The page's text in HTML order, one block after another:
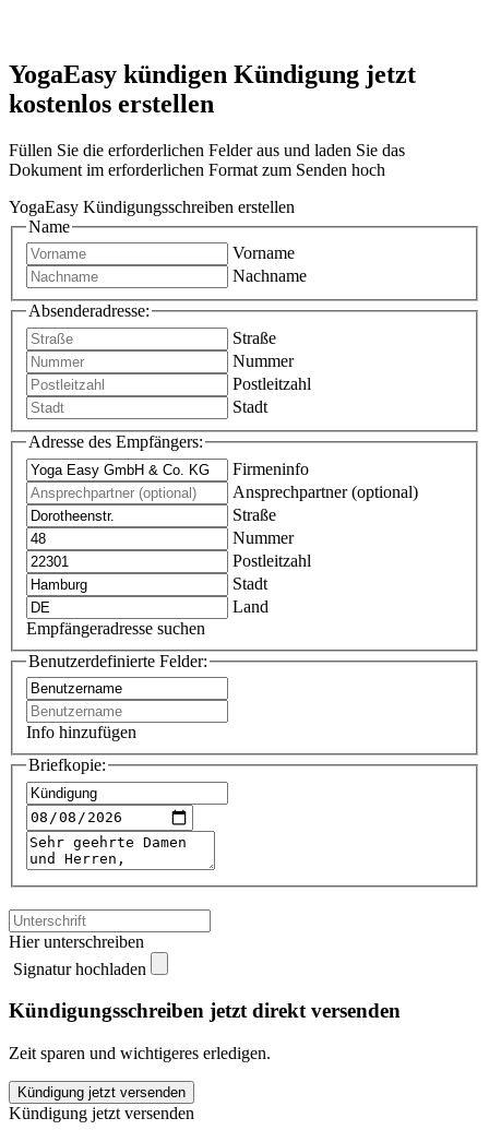
YogaEasy kündigen Kündigung jetzt
kostenlos erstellen
Füllen Sie die erforderlichen Felder aus und laden Sie das
Dokument im erforderlichen Format zum Senden hoch
YogaEasy Kündigungsschreiben erstellen
Name
Vorname
Nachname
Absenderadresse:
Straße
Nummer
Postleitzahl
Stadt
Adresse des Empfängers:
Firmeninfo
Ansprechpartner (optional)
Straße
Nummer
Postleitzahl
Stadt
Land
Empfängeradresse suchen
Benutzerdefinierte Felder:
Info hinzufügen
Briefkopie:
Hier unterschreiben
Signatur hochladen
Kündigungsschreiben jetzt direkt versenden
Zeit sparen und wichtigeres erledigen.
YogaEasy
kündigen
Kündigung jetzt versenden
Kündigung jetzt versenden